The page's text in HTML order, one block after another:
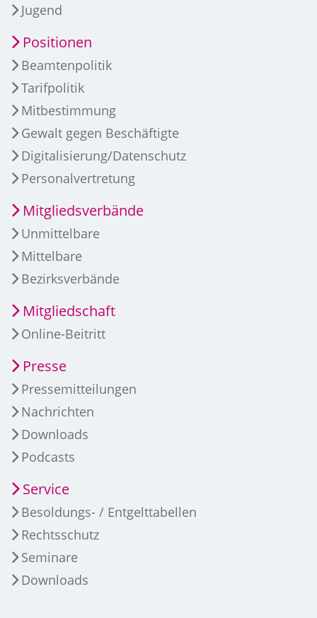
Jugend
Positionen
Beamtenpolitik
Tarifpolitik
Mitbestimmung
Gewalt gegen Beschäftigte
Digitalisierung/Datenschutz
Personalvertretung
Mitgliedsverbände
Unmittelbare
Mittelbare
Bezirksverbände
Mitgliedschaft
Online-Beitritt
Presse
Pressemitteilungen
Nachrichten
Downloads
Podcasts
Service
Besoldungs- / Entgelttabellen
Rechtsschutz
Seminare
Downloads